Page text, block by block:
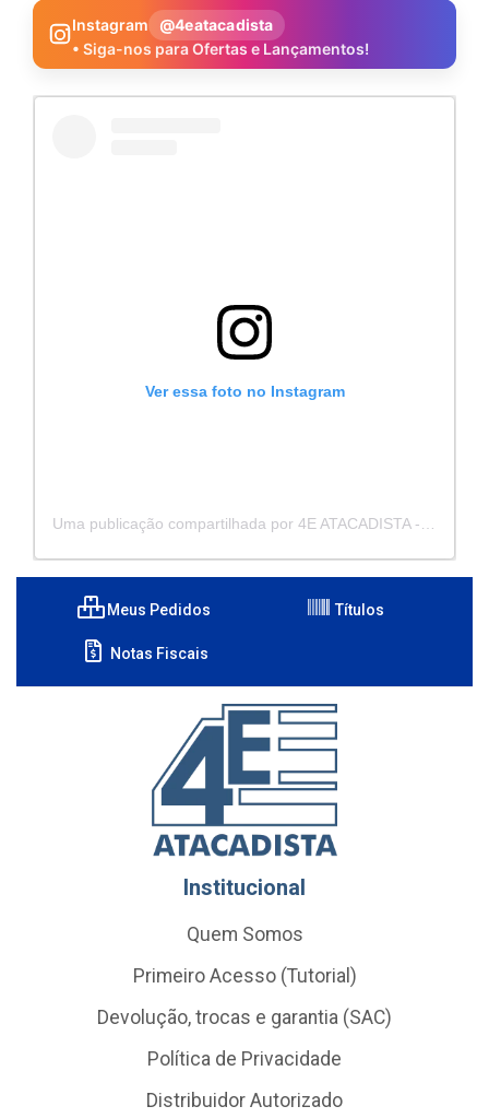
Instagram
@4eatacadista
• Siga-nos para Ofertas e Lançamentos!
Ver essa foto no Instagram
Meus Pedidos Títulos
Notas Fiscais
Institucional
Quem Somos
Primeiro Acesso (Tutorial)
Devolução, trocas e garantia (SAC)
Política de Privacidade
Distribuidor Autorizado